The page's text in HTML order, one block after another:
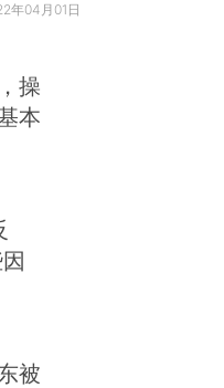
年04月01日
操
本
被